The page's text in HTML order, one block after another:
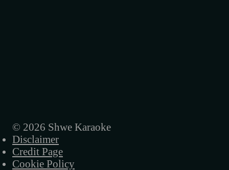
© 2026 Shwe Karaoke
Disclaimer
Credit Page
Cookie Policy